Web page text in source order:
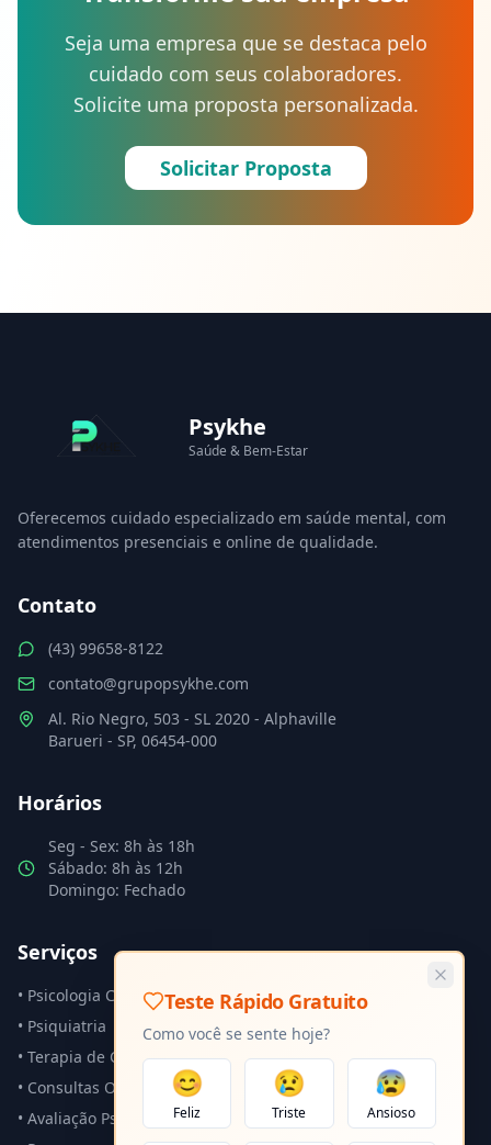
Seja uma empresa que se destaca pelo
cuidado com seus colaboradores.
Solicite uma proposta personalizada.
Solicitar Proposta
Psykhe
Saúde & Bem-Estar
Oferecemos cuidado especializado em saúde mental, com
atendimentos presenciais e online de qualidade.
Contato
(43) 99658-8122
contato@grupopsykhe.com
Al. Rio Negro, 503 - SL 2020 - Alphaville
Barueri - SP, 06454-000
Horários
Seg - Sex: 8h às 18h
Sábado: 8h às 12h
Domingo: Fechado
Serviços
• Psicologia Clínica
• Psiquiatria
• Terapia de Casal
• Consultas Online
• Avaliação Psicológica
Teste Rápido Gratuito
Como você se sente hoje?
😊
Feliz
😢
Triste
😰
Ansioso